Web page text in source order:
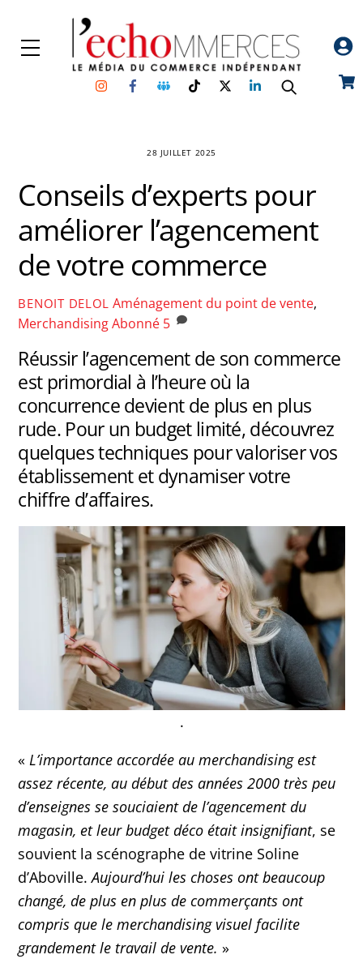
content
Menu
InstagramFacebookGroupe
Facebook
TikTokTwitterLinkedin
28 JUILLET 2025
Conseils d’experts pour
améliorer l’agencement
de votre commerce
BENOIT DELOL Aménagement du point de vente,
Merchandising Abonné 5
Réussir l’agencement de son commerce
est primordial à l’heure où la
concurrence devient de plus en plus
rude. Pour un budget limité, découvrez
quelques techniques pour valoriser vos
établissement et dynamiser votre
chiffre d’affaires.
.
«L’importance accordée au merchandising est
assez récente, au début des années 2000 très peu
d’enseignes se souciaient de l’agencement du
magasin, et leur budget déco était insignifiant, se
souvient la scénographe de vitrine Soline
d’Aboville.Aujourd’hui les choses ont beaucoup
changé, de plus en plus de commerçants ont
compris que le merchandising visuel facilite
grandement le travail de vente. »